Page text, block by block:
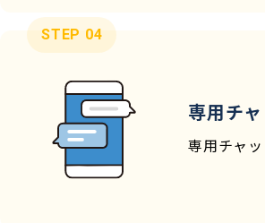
STEP 04
専用チャ
専用チャ